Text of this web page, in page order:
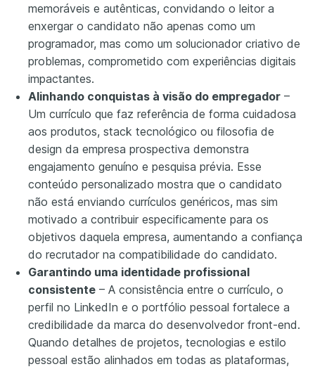
memoráveis e autênticas, convidando o leitor a
enxergar o candidato não apenas como um
programador, mas como um solucionador criativo de
problemas, comprometido com experiências digitais
impactantes.
Alinhando conquistas à visão do empregador –
Um currículo que faz referência de forma cuidadosa
aos produtos, stack tecnológico ou filosofia de
design da empresa prospectiva demonstra
engajamento genuíno e pesquisa prévia. Esse
conteúdo personalizado mostra que o candidato
não está enviando currículos genéricos, mas sim
motivado a contribuir especificamente para os
objetivos daquela empresa, aumentando a confiança
do recrutador na compatibilidade do candidato.
Garantindo uma identidade profissional
consistente – A consistência entre o currículo, o
perfil no LinkedIn e o portfólio pessoal fortalece a
credibilidade da marca do desenvolvedor front-end.
Quando detalhes de projetos, tecnologias e estilo
pessoal estão alinhados em todas as plataformas,